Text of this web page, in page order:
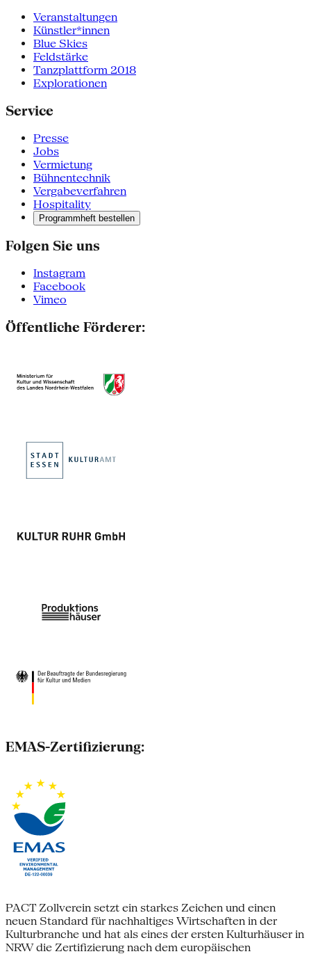
Veranstaltungen
Künstler*innen
Blue Skies
Feldstärke
Tanzplattform 2018
Explorationen
Service
Presse
Jobs
Vermietung
Bühnentechnik
Vergabeverfahren
Hospitality
Programmheft bestellen
Folgen Sie uns
Instagram
Facebook
Vimeo
Öffentliche Förderer:
EMAS-Zertifizierung:
PACT Zollverein setzt ein starkes Zeichen und einen
neuen Standard für nachhaltiges Wirtschaften in der
Kulturbranche und hat als eines der ersten Kulturhäuser in
NRW die Zertifizierung nach dem europäischen